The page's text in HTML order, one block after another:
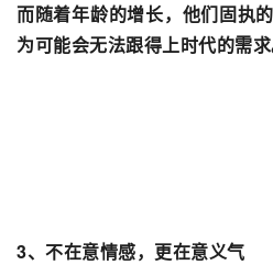
而随着年龄的增长，他们固执
为可能会无法跟得上时代的需求
3、不在意情感，更在意义气